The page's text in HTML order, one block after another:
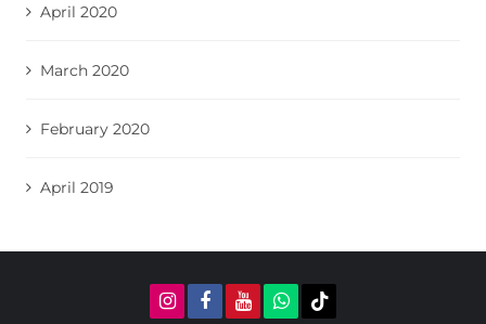
April 2020
March 2020
February 2020
April 2019